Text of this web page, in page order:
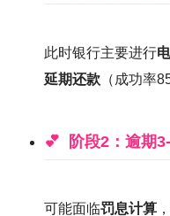
此时银行主要进行
延期还款 （成功率
阶段2：逾期
可能面临罚息计算